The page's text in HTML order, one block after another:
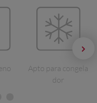
Apto para congela
dor